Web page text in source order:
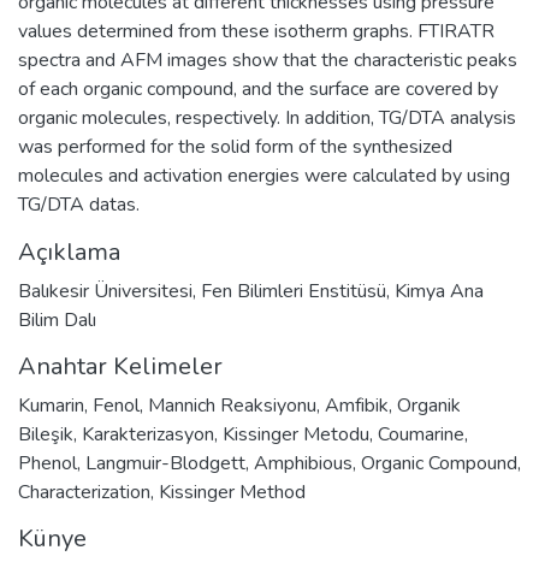
values determined from these isotherm graphs. FTIRATR
spectra and AFM images show that the characteristic peaks
of each organic compound, and the surface are covered by
organic molecules, respectively. In addition, TG/DTA analysis
was performed for the solid form of the synthesized
molecules and activation energies were calculated by using
TG/DTA datas.
Açıklama
Balıkesir Üniversitesi, Fen Bilimleri Enstitüsü, Kimya Ana
Bilim Dalı
Anahtar Kelimeler
Kumarin, Fenol, Mannich Reaksiyonu, Amfibik, Organik
Bileşik, Karakterizasyon, Kissinger Metodu, Coumarine,
Phenol, Langmuir-Blodgett, Amphibious, Organic Compound,
Characterization, Kissinger Method
Künye